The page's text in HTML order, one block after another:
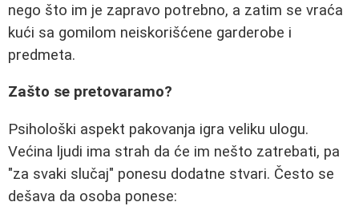
nego što im je zapravo potrebno, a zatim se vraća
kući sa gomilom neiskorišćene garderobe i
predmeta.
Zašto se pretovaramo?
Psihološki aspekt pakovanja igra veliku ulogu.
Većina ljudi ima strah da će im nešto zatrebati, pa
"za svaki slučaj" ponesu dodatne stvari. Često se
dešava da osoba ponese: